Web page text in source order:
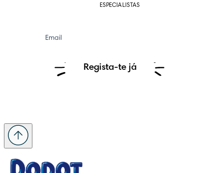
ESPECIALISTAS
Email
Regista-te já